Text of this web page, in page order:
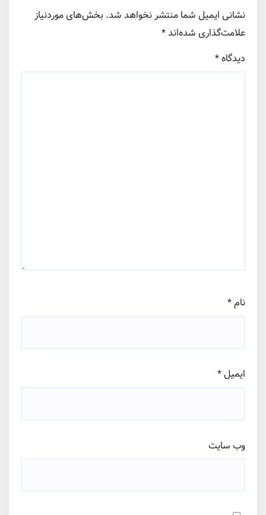
نشانی ایمیل شما منتشر نخواهد شد. بخش‌های موردنیاز
علامت‌گذاری شده‌اند*
دیدگاه*
نام*
ایمیل*
وب‌ سایت